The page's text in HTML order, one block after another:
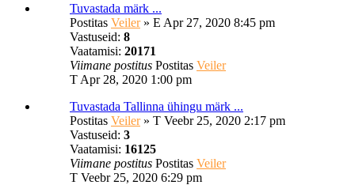
Tuvastada märk ...
Postitas Veiler» E Apr 27, 2020 8:45 pm
Vastuseid: 8
Vaatamisi: 20171
Viimane postitus Postitas Veiler
T Apr 28, 2020 1:00 pm
Tuvastada Tallinna ühingu märk ...
Postitas Veiler» T Veebr 25, 2020 2:17 pm
Vastuseid: 3
Vaatamisi: 16125
Viimane postitus Postitas Veiler
T Veebr 25, 2020 6:29 pm